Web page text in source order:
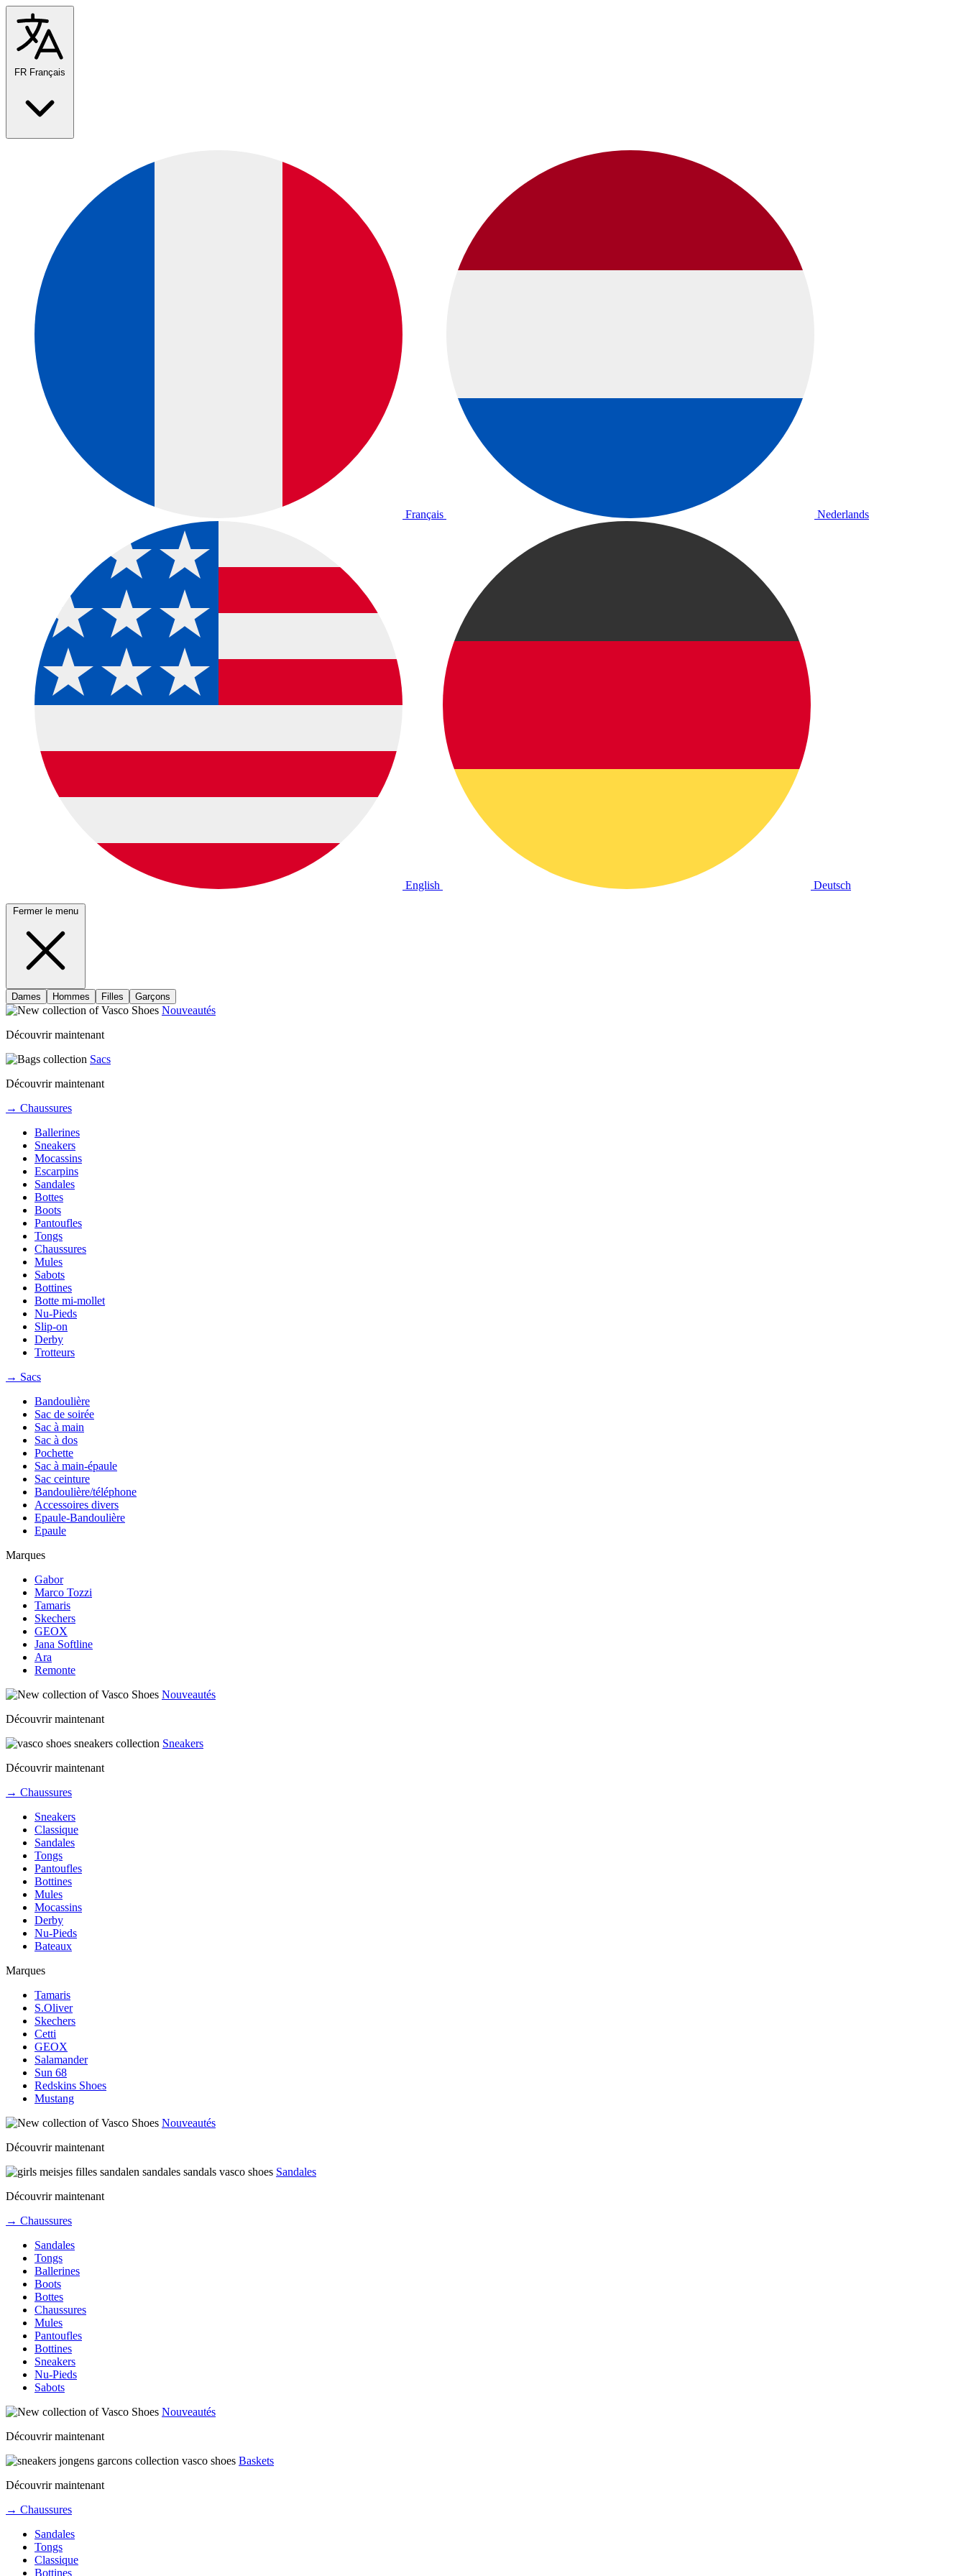
FR Français
Français Nederlands
English Deutsch
Fermer le menu
Dames Hommes Filles Garçons
Nouveautés
Découvrir maintenant
Sacs
Découvrir maintenant
→ Chaussures
Ballerines
Sneakers
Mocassins
Escarpins
Sandales
Bottes
Boots
Pantoufles
Tongs
Chaussures
Mules
Sabots
Bottines
Botte mi-mollet
Nu-Pieds
Slip-on
Derby
Trotteurs
→ Sacs
Bandoulière
Sac de soirée
Sac à main
Sac à dos
Pochette
Sac à main-épaule
Sac ceinture
Bandoulière/téléphone
Accessoires divers
Epaule-Bandoulière
Epaule
Marques
Gabor
Marco Tozzi
Tamaris
Skechers
GEOX
Jana Softline
Ara
Remonte
Nouveautés
Découvrir maintenant
Sneakers
Découvrir maintenant
→ Chaussures
Sneakers
Classique
Sandales
Tongs
Pantoufles
Bottines
Mules
Mocassins
Derby
Nu-Pieds
Bateaux
Marques
Tamaris
S.Oliver
Skechers
Cetti
GEOX
Salamander
Sun 68
Redskins Shoes
Mustang
Nouveautés
Découvrir maintenant
Sandales
Découvrir maintenant
→ Chaussures
Sandales
Tongs
Ballerines
Boots
Bottes
Chaussures
Mules
Pantoufles
Bottines
Sneakers
Nu-Pieds
Sabots
Nouveautés
Découvrir maintenant
Baskets
Découvrir maintenant
→ Chaussures
Sandales
Tongs
Classique
Bottines